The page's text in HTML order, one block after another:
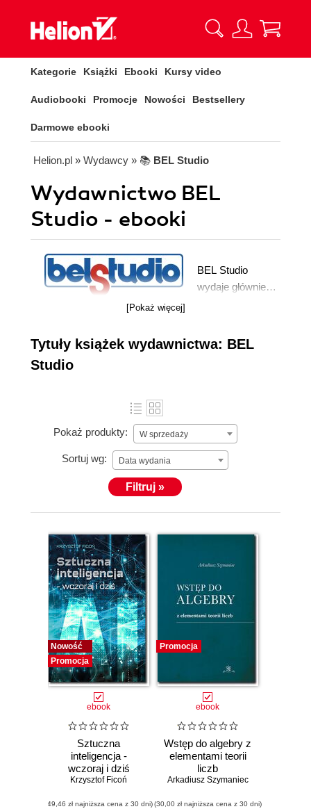
Kategorie Książki Ebooki Kursy video
Audiobooki Promocje Nowości Bestsellery
Darmowe ebooki
Helion.pl » Wydawcy » 📚 BEL Studio
Wydawnictwo BEL
Studio - ebooki
BEL Studio
wydaje głównie
formie papierowej w oprawie miękkiej klejonej lub
twardej szytej. Drukujemy je systemie "druku na
żądanie". By dotrzeć ze specjalistycznymi
studentów, publikujemy je również w wersji
[Pokaż więcej]
Tytuły książek wydawnictwa: BEL
Studio
Pokaż produkty: W sprzedaży
Sortuj wg: Data wydania
Filtruj »
Nowość
Promocja
ebook
Sztuczna
inteligencja -
wczoraj i dziś
Krzysztof Ficoń
(49,46 zł najniższa cena z 30 dni)
Promocja
ebook
Wstęp do algebry z
elementami teorii
liczb
Arkadiusz Szymaniec
(30,00 zł najniższa cena z 30 dni)